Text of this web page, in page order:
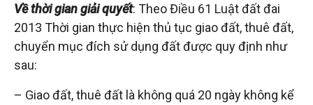
Về thời gian giải quyết: Theo Điều 61 Luật đất đai
2013 Thời gian thực hiện thủ tục giao đất, thuê đất,
chuyển mục đích sử dụng đất được quy định như
sau:
– Giao đất, thuê đất là không quá 20 ngày không kể